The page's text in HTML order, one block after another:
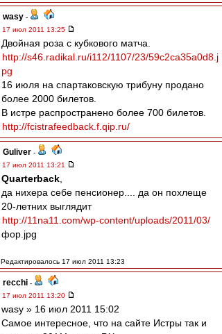
wasy -
17 июл 2011 13:25
Двойная роза с кубкового матча.
http://s46.radikal.ru/i112/1107/23/59c2ca35a0d8.j
pg
16 июля на спартаковскую трибуну продано
более 2000 билетов.
В истре распространено более 700 билетов.
http://fcistrafeedback.f.qip.ru/
Guliver -
17 июл 2011 13:21
Quarterback
да нихера себе пенсионер.... да он похлеще
20-летних выглядит
http://11na11.com/wp-content/uploads/2011/03/
фор.jpg
Редактировалось 17 июл 2011 13:23
recchi -
17 июл 2011 13:20
wasy » 16 июл 2011 15:02
Самое интересное, что на сайте Истры так и